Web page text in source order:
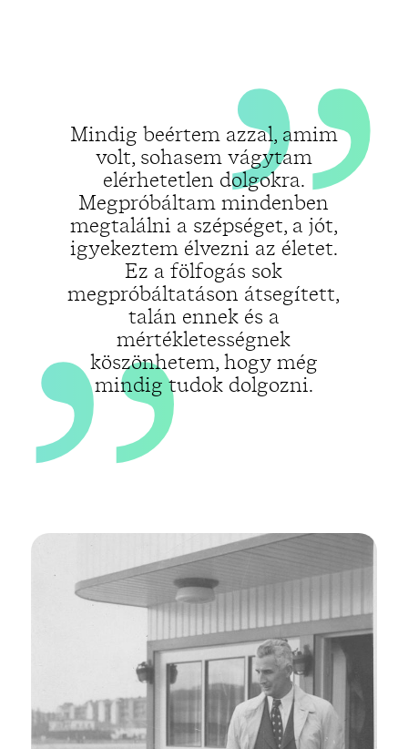
Mindig beértem azzal, amim
volt, sohasem vágytam
elérhetetlen dolgokra.
Megpróbáltam mindenben
megtalálni a szépséget, a jót,
igyekeztem élvezni az életet.
Ez a fölfogás sok
megpróbáltatáson átsegített,
talán ennek és a
mértékletességnek
köszönhetem, hogy még
mindig tudok dolgozni.
„